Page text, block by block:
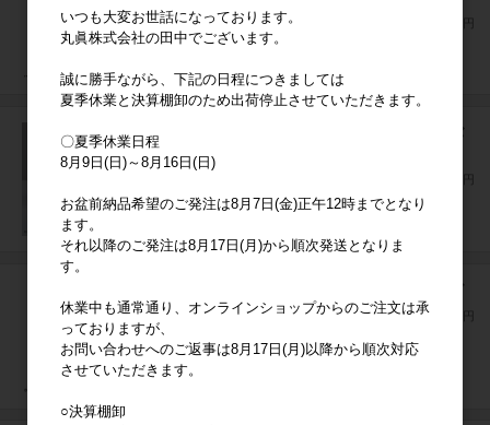
1,300円
おさるのジョージ アクティブレイン くるくるバ
ッグ
1,300円
すみっコぐらし うとうととかげ くるくるバッグ
上代 1,300円
いつも大変お世話になっております。
丸眞株式会社の田中でございます。
誠に勝手ながら、下記の日程につきましては
夏季休業と決算棚卸のため出荷停止させていただきます。
〇夏季休業日程
8月9日(日)～8月16日(日)
お盆前納品希望のご発注は8月7日(金)正午12時までとなり
ます。
それ以降のご発注は8月17日(月)から順次発送となりま
す。
休業中も通常通り、オンラインショップからのご注文は承
っておりますが、
お問い合わせへのご返事は8月17日(月)以降から順次対応
させていただきます。
○決算棚卸